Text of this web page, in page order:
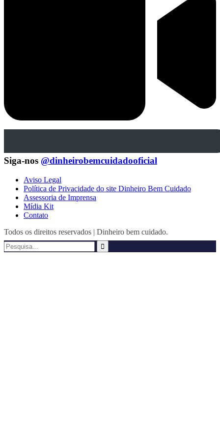
Siga-nos @dinheirobemcuidadooficial
Aviso Legal
Política de Privacidade do site Dinheiro Bem Cuidado
Assessoria de Imprensa
Mídia Kit
Contato
Todos os direitos reservados | Dinheiro bem cuidado.